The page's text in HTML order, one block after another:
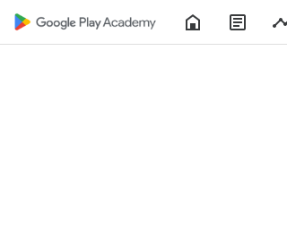
Play